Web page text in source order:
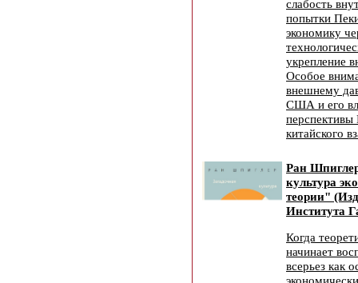
слабость
попытки
экономику
укрепление
Особое
внешнему
США и его
перспективы
китайского
Ран
культура
теории"
Института
Когда
начинает
всерьез как